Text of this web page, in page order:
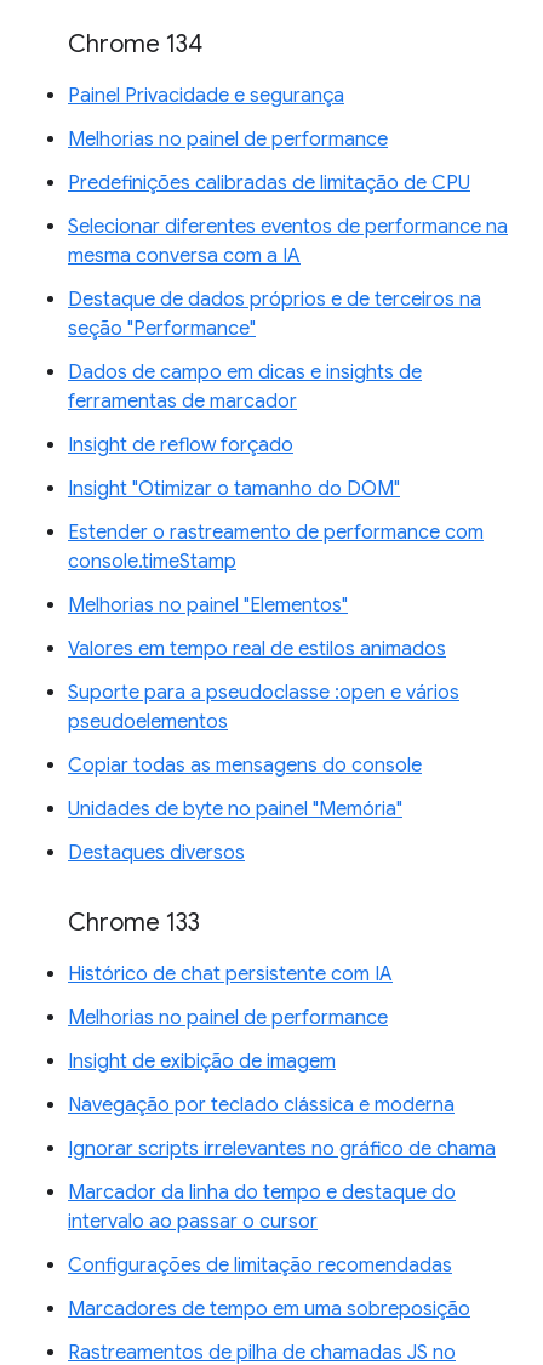
Chrome 134
Painel Privacidade e segurança
Melhorias no painel de performance
Predefinições calibradas de limitação de CPU
Selecionar diferentes eventos de performance na
mesma conversa com a IA
Destaque de dados próprios e de terceiros na
seção "Performance"
Dados de campo em dicas e insights de
ferramentas de marcador
Insight de reflow forçado
Insight "Otimizar o tamanho do DOM"
Estender o rastreamento de performance com
console.timeStamp
Melhorias no painel "Elementos"
Valores em tempo real de estilos animados
Suporte para a pseudoclasse :open e vários
pseudoelementos
Copiar todas as mensagens do console
Unidades de byte no painel "Memória"
Destaques diversos
Chrome 133
Histórico de chat persistente com IA
Melhorias no painel de performance
Insight de exibição de imagem
Navegação por teclado clássica e moderna
Ignorar scripts irrelevantes no gráfico de chama
Marcador da linha do tempo e destaque do
intervalo ao passar o cursor
Configurações de limitação recomendadas
Marcadores de tempo em uma sobreposição
Rastreamentos de pilha de chamadas JS no